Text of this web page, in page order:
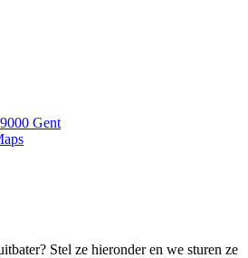
9000 Gent
Stel ze hieronder en we sturen ze